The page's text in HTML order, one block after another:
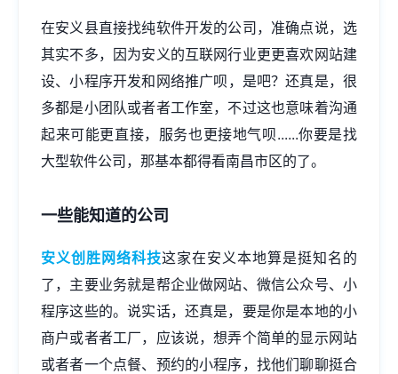
在安义县直接找纯软件开发的公司，准确点说，选
其实不多，因为安义的互联网行业更更喜欢 网站建
设、小程序开发和网络推广呗，是吧？还真是，很
多都是小团队或者者工作室，不过这也意味着沟通
起来可能更直接，服务也更接地气呗......你要是找
大型软件公司，那基本都得看南昌市区的了。
一些能知道的公司
安义创胜网络科技这家在安义本地算是挺知名的
了，主要业务就是帮企业做网站、微信公众号、小
程序这些的。说实话，还真是，要是你是本地的小
商户或者者工厂，应该说，想弄个简单的显示网站
或者者一个点餐、预约的小程序，找他们聊聊挺合